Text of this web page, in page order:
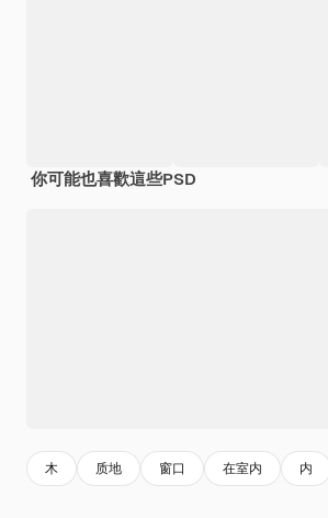
你可能也喜歡這些PSD
木 质地 窗口 在室内 内